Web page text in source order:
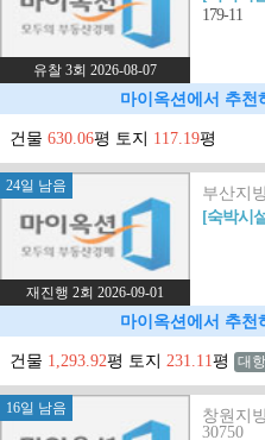
유찰 3회 2026-08-07
179-11
마이옥션에서 추천
건물 630.06평 토지 117.19평
24일 남음
재진행 2회 2026-09-01
부산지
[숙박시
마이옥션에서 추천
건물 1,293.92평 토지 231.11평 대
16일 남음
창원지
30750